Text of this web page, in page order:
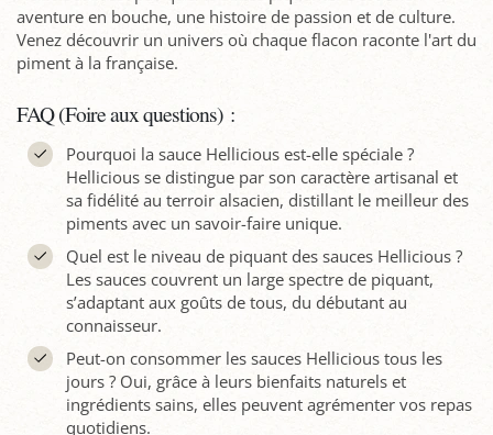
aventure en bouche, une histoire de passion et de culture.
Venez découvrir un univers où chaque flacon raconte l'art du
piment à la française.
FAQ (Foire aux questions) :
Pourquoi la sauce Hellicious est-elle spéciale ?
Hellicious se distingue par son caractère artisanal et
sa fidélité au terroir alsacien, distillant le meilleur des
piments avec un savoir-faire unique.
Quel est le niveau de piquant des sauces Hellicious ?
Les sauces couvrent un large spectre de piquant,
s’adaptant aux goûts de tous, du débutant au
connaisseur.
Peut-on consommer les sauces Hellicious tous les
jours ? Oui, grâce à leurs bienfaits naturels et
ingrédients sains, elles peuvent agrémenter vos repas
quotidiens.